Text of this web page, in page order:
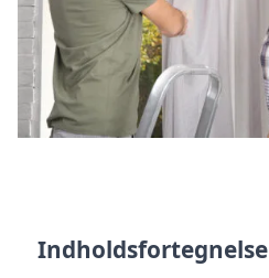
Indholdsfortegnelse